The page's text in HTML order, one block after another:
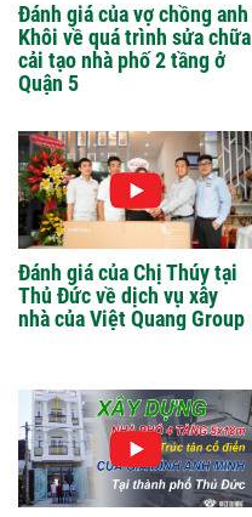
Đánh giá của vợ chồng anh
Khôi về quá trình sửa chữa
cải tạo nhà phố 2 tầng ở
Quận 5
Đánh giá của Chị Thúy tại
Thủ Đức về dịch vụ xây
nhà của Việt Quang Group